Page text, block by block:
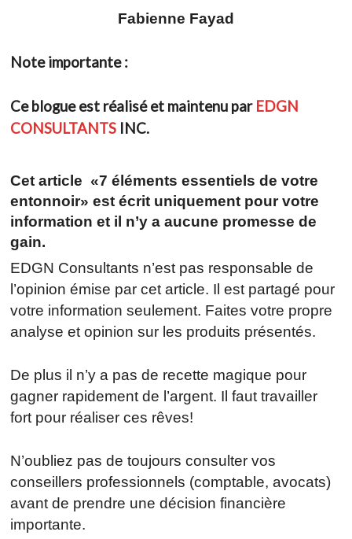
Fabienne Fayad
Note importante :
Ce blogue est réalisé et maintenu par EDGN
CONSULTANTS INC.
Cet article «7 éléments essentiels de votre
entonnoir» est écrit uniquement pour votre
information et il n’y a aucune promesse de
gain.
EDGN Consultants n’est pas responsable de
l’opinion émise par cet article. Il est partagé pour
votre information seulement. Faites votre propre
analyse et opinion sur les produits présentés.
De plus il n’y a pas de recette magique pour
gagner rapidement de l’argent. Il faut travailler
fort pour réaliser ces rêves!
N’oubliez pas de toujours consulter vos
conseillers professionnels (comptable, avocats)
avant de prendre une décision financière
importante.